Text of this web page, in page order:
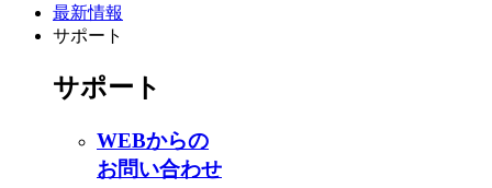
最新情報
サポート
サポート
WEBからの
お問い合わせ